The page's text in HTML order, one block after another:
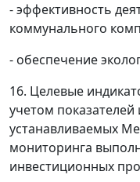
- эффективность
коммунального
- обеспечение
16. Целевые
учетом
устанавливаемых
мониторинга
инвестиционных